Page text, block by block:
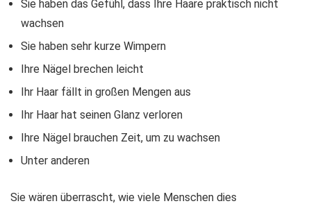
Sie haben das Gefühl, dass Ihre Haare praktisch nicht
wachsen
Sie haben sehr kurze Wimpern
Ihre Nägel brechen leicht
Ihr Haar fällt in großen Mengen aus
Ihr Haar hat seinen Glanz verloren
Ihre Nägel brauchen Zeit, um zu wachsen
Unter anderen
Sie wären überrascht, wie viele Menschen dies